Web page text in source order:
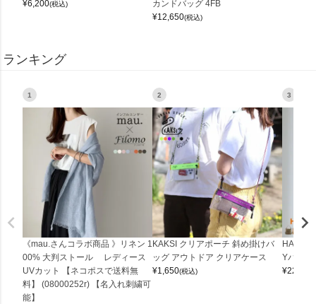
¥6,200(税込)
カンドバッグ 4FB
¥12,650(税込)
ランキング
1
《mau.さんコラボ商品 》リネン 1
00% 大判ストール レディース
UVカット 【ネコポスで送料無
料】 (08000252r) 【名入れ刺繍可
能】
2
KAKSI クリアポーチ 斜め掛けバ
ッグ アウトドア クリアケース
¥1,650(税込)
3
Yバッグ
¥22,000